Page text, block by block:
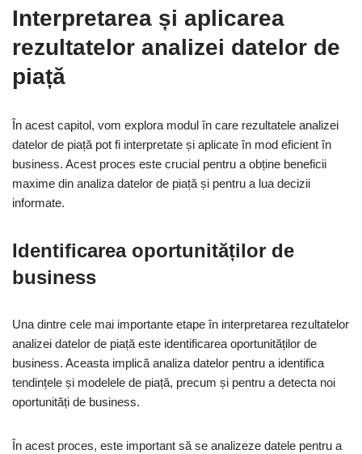
Interpretarea și aplicarea
rezultatelor analizei datelor de
piață
În acest capitol, vom explora modul în care rezultatele analizei
datelor de piață pot fi interpretate și aplicate în mod eficient în
business. Acest proces este crucial pentru a obține beneficii
maxime din analiza datelor de piață și pentru a lua decizii
informate.
Identificarea oportunităților de
business
Una dintre cele mai importante etape în interpretarea rezultatelor
analizei datelor de piață este identificarea oportunităților de
business. Aceasta implică analiza datelor pentru a identifica
tendințele și modelele de piață, precum și pentru a detecta noi
oportunități de business.
În acest proces, este important să se analizeze datele pentru a